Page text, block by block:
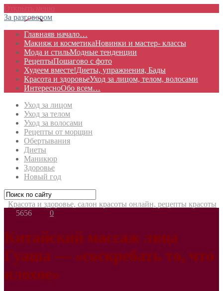
За разговором
Главнаяв начало…
Макияж и косметикаНовинки и мастер- классы
Мода и стильМодные тенденции
РецептыПошагово с фото
Худеем вместе!Диеты, упражнения, Бады
Красота и здоровьеУход за лицом, телом, волосами
ИнтересноОбо всем…
Уход за лицом
Уход за телом
Уход за волосами
Рецепты от морщин
Обертывания
Диеты
Маникюр
Здоровье
Новый год
Красота и здоровье, салон красоты онлайн, рецепты красоты
5656
0
Китайский массаж лица
Гуаша — «соскребать то, что
плохое»